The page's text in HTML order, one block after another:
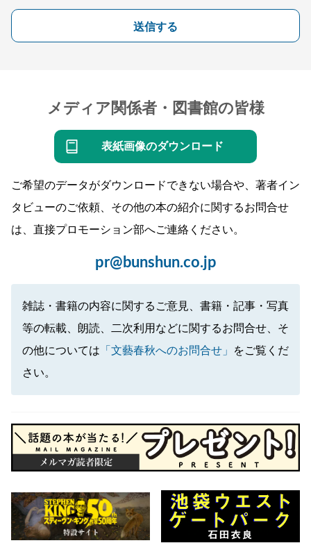
送信する
メディア関係者・図書館の皆様
表紙画像のダウンロード
ご希望のデータがダウンロードできない場合や、著者イン
タビューのご依頼、その他の本の紹介に関するお問合せ
は、直接プロモーション部へご連絡ください。
pr@bunshun.co.jp
雑誌・書籍の内容に関するご意見、書籍・記事・写真
等の転載、朗読、二次利用などに関するお問合せ、そ
の他については 「文藝春秋へのお問合せ」
をご覧くだ
さい。